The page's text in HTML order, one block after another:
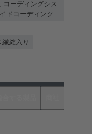
コーディングシス
ドコーディング
維入り